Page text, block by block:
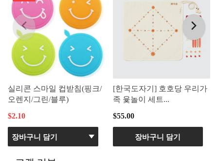
실리콘 스마일 컵받침(핑크/
오렌지/그린/블루)
$2.10
[한국도자기] 호호당 우리가
족 윷놀이 세트...
$55.00
장바구니 담기